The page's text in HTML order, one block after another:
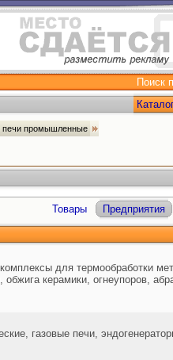
Поиск
печи промышленные
Товары Предприятия
для термообработки
керамики, огнеупоров,
газовые печи,